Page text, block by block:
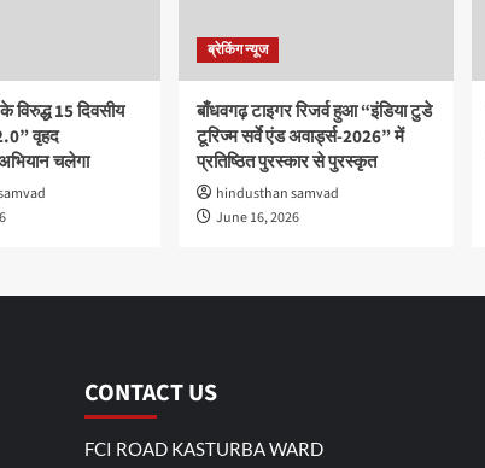
विरुद्ध 15 दिवसीय
वृहद
चलेगा
ब्रेकिंग न्यूज
बाँधवगढ़ टाइगर रिजर्व हुआ “इंडिया टुडे
टूरिज्म सर्वे एंड अवार्ड्स-2026” में
प्रतिष्ठित पुरस्कार से पुरस्कृत
hindusthan samvad
June 16, 2026
CONTACT US
FCI ROAD KASTURBA WARD